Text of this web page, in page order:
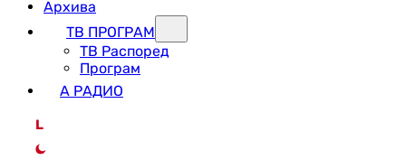
Архива
ТВ ПРОГРАМ
ТВ Распоред
Програм
А РАДИО
L